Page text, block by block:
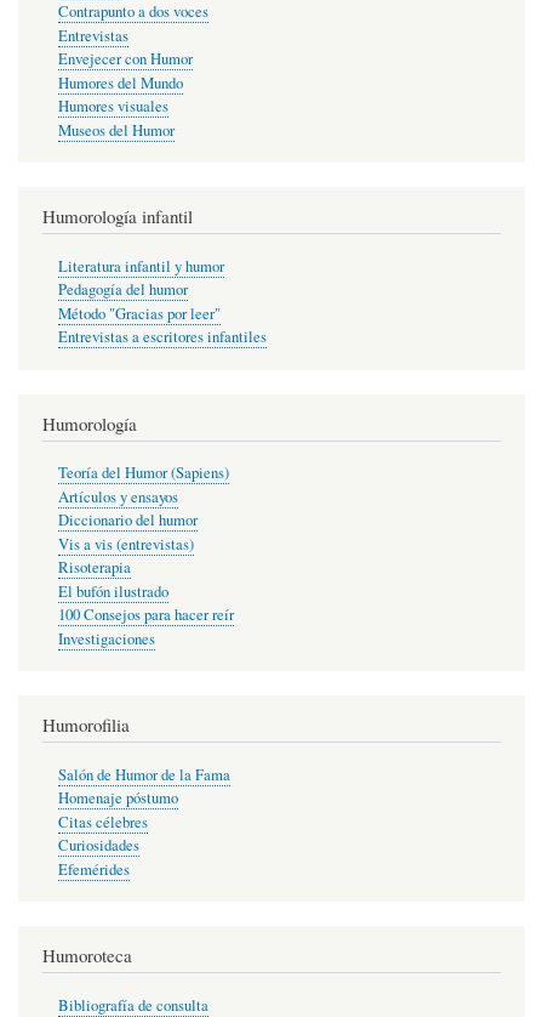
Contrapunto a dos voces
Entrevistas
Envejecer con Humor
Humores del Mundo
Humores visuales
Museos del Humor
Humorología infantil
Literatura infantil y humor
Pedagogía del humor
Método "Gracias por leer"
Entrevistas a escritores infantiles
Humorología
Teoría del Humor (Sapiens)
Artículos y ensayos
Diccionario del humor
Vis a vis (entrevistas)
Risoterapia
El bufón ilustrado
100 Consejos para hacer reír
Investigaciones
Humorofilia
Salón de Humor de la Fama
Homenaje póstumo
Citas célebres
Curiosidades
Efemérides
Humoroteca
Bibliografía de consulta